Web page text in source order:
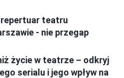
repertuar teatru
- nie przegap
życie w teatrze – odkryj
serialu i jego wpływ na